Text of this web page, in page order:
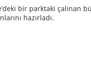
bir parktaki çalınan
hazırladı.